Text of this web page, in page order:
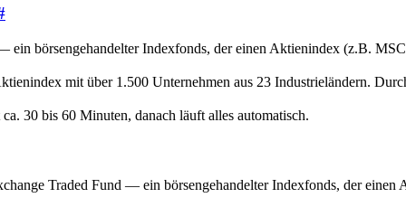
ein börsengehandelter Indexfonds, der einen Aktienindex (z.B.
mit über 1.500 Unternehmen aus 23 Industrieländern.
30 bis 60 Minuten, danach läuft alles automatisch.
Traded Fund — ein börsengehandelter Indexfonds, der